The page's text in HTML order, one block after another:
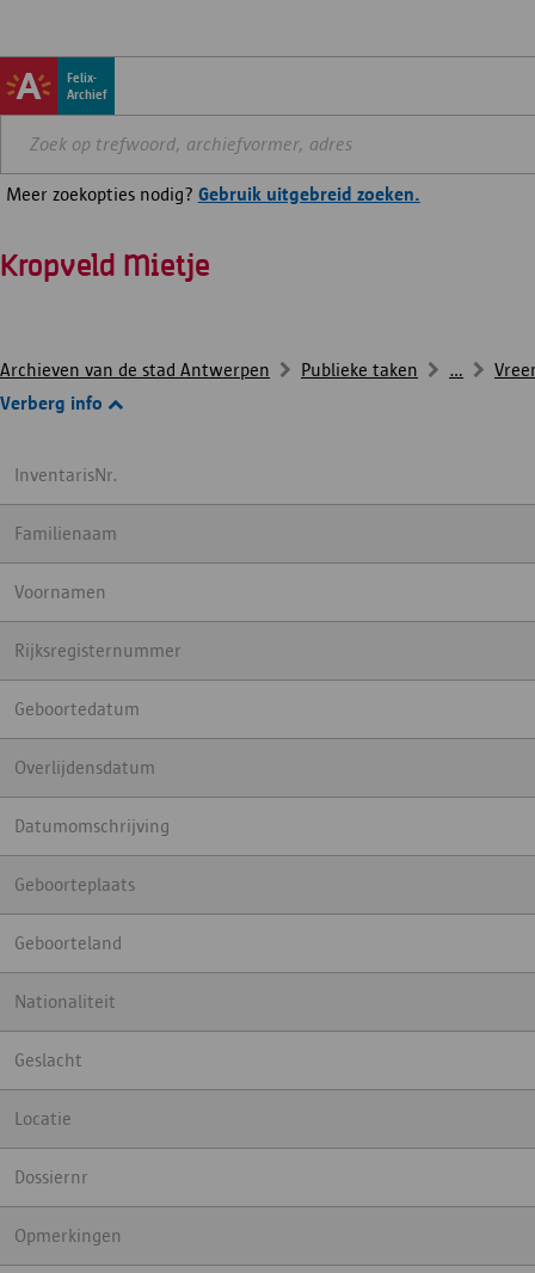
Felix-
Archief
Meer zoekopties nodig? Gebruik uitgebreid zoeken.
Kropveld Mietje
Archieven van de stad Antwerpen Publieke taken ...
Verberg info
InventarisNr.
Familienaam
Voornamen
Rijksregisternummer
Geboortedatum
Overlijdensdatum
Datumomschrijving
Geboorteplaats
Geboorteland
Nationaliteit
Geslacht
Locatie
Dossiernr
Opmerkingen